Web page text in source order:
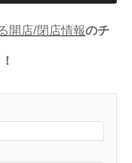
開店/閉店情報のチ